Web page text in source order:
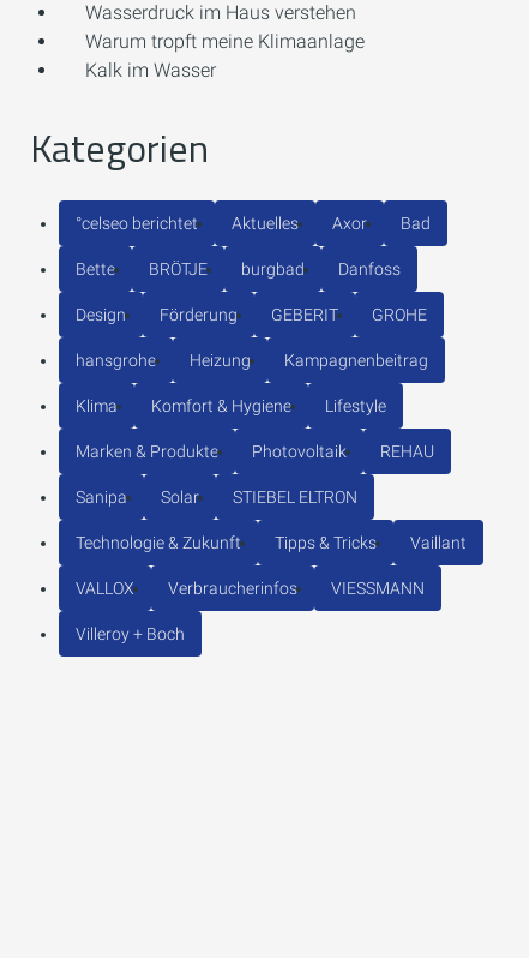
Wasserdruck im Haus verstehen
Warum tropft meine Klimaanlage
Kalk im Wasser
Kategorien
°celseo berichtet Aktuelles Axor Bad
Bette BRÖTJE burgbad Danfoss
Design Förderung GEBERIT GROHE
hansgrohe Heizung Kampagnenbeitrag
Klima Komfort & Hygiene Lifestyle
Marken & Produkte Photovoltaik REHAU
Sanipa Solar STIEBEL ELTRON
Technologie & Zukunft Tipps & Tricks Vaillant
VALLOX Verbraucherinfos VIESSMANN
Villeroy + Boch